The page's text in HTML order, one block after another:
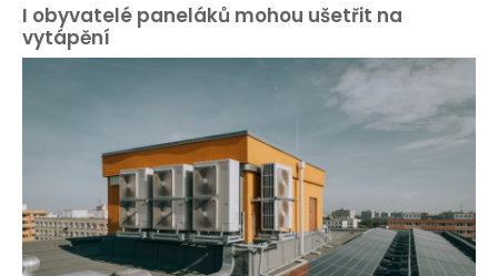
I obyvatelé paneláků mohou ušetřit na
vytápění